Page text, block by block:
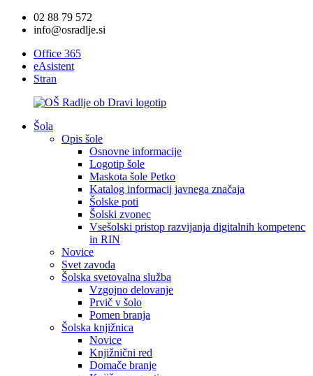
02 88 79 572
info@osradlje.si
Office 365
eAsistent
Stran
Šola
Opis šole
Osnovne informacije
Logotip šole
Maskota šole Petko
Katalog informacij javnega značaja
Šolske poti
Šolski zvonec
Vsešolski pristop razvijanja digitalnih kompetenc
in RIN
Novice
Svet zavoda
Šolska svetovalna služba
Vzgojno delovanje
Prvič v šolo
Pomen branja
Šolska knjižnica
Novice
Knjižnični red
Domače branje